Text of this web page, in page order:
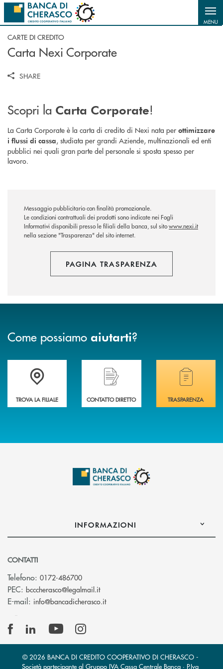
Salta al contenuto principale
MENU
CARTE DI CREDITO
Carta Nexi Corporate
SHARE
Scopri la Carta Corporate!
La Carta Corporate è la carta di credito di Nexi nata per ottimizzare
i flussi di cassa, studiata per grandi Aziende, multinazionali ed enti
pubblici nei quali gran parte del personale si sposta spesso per
lavoro.
Messaggio pubblicitario con finalità promozionale.
Le condizioni contrattuali dei prodotti sono indicate nei Fogli
Informativi disponibili presso le filiali della banca, sul sitowww.nexi.it
nella sezione "Trasparenza" del sito internet.
PAGINA TRASPARENZA
Come possiamo aiutarti?
Accedi all' elenco completo delle filiali .
TROVA LA FILIALE
Hai bisogno di assistenza immediata?
CONTATTO DIRETTO
Hai bisogno di
TRASPARENZA
INFORMAZIONI
CONTATTI
Telefono: 0172-486700
PEC: bcccherasco@legalmail.it(si apre l’app di posta elettronica)
E-mail: info@bancadicherasco.it(si apre l’app di posta elettronica)
© 2026 BANCA DI CREDITO COOPERATIVO DI CHERASCO -
Società partecipante al Gruppo IVA Cassa Centrale Banca · P.Iva